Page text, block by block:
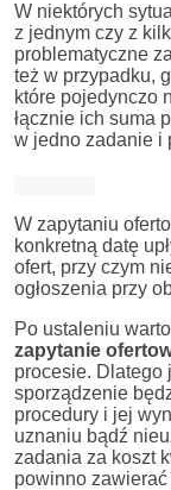
W niektórych
z jednym czy z
problematyczne
też w przypadku,
które pojedynczo
łącznie ich suma
w jedno zadanie i
W zapytaniu
konkretną datę
ofert, przy czym
ogłoszenia przy
Po ustaleniu
zapytanie
procesie. Dlatego
sporządzenie
procedury i jej
uznaniu bądź
zadania za koszt
powinno